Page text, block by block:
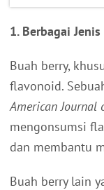
1. Berbagai
Buah berry,
flavonoid.
American
mengonsumsi
dan membantu
Buah berry lain